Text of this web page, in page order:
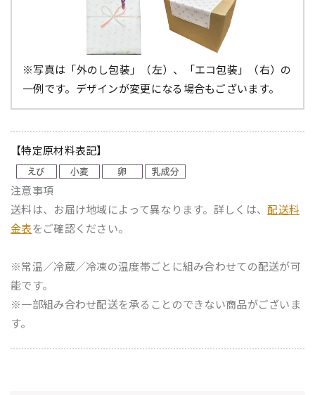
※写真は「外のし包装」（左）、「エコ包装」（右）の
一例です。デザインが変更になる場合もございます。
【特定原材料表記】
注意事項
送料は、お届け地域によって異なります。詳しくは、配送料
金表をご確認ください。
※常温／冷蔵／冷凍の温度帯ごとに組み合わせての配送が可
能です。
※一部組み合わせ配送を承ることのできない商品がございま
す。